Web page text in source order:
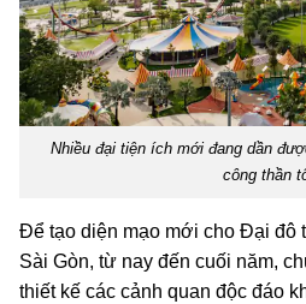
Nhiều đại tiện ích mới đang dần
công thần
Để tạo diện mạo mới cho Đại đô
Sài Gòn, từ nay đến cuối năm,
thiết kế các cảnh quan độc đáo